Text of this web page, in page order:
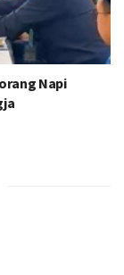
Napi